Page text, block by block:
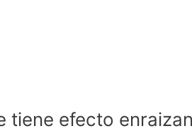
tiene efecto